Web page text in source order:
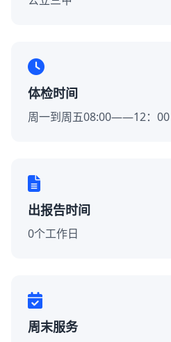
体检时间
周一到周五08:00——12：00
出报告时间
0个工作日
周末服务